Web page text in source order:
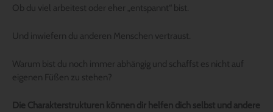
Ob du viel arbeitest oder eher „entspannt“ bist.
Und inwiefern du anderen Menschen vertraust.
Warum bist du noch immer abhängig und schaffst es nicht auf
eigenen Füßen zu stehen?
Die Charakterstrukturen können dir helfen dich selbst und andere